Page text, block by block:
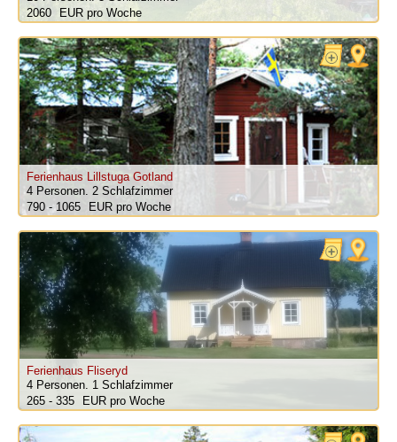
2060
pro Woche
Ferienhaus Lillstuga Gotland
4 Personen. 2 Schlafzimmer
790 - 1065
pro Woche
Ferienhaus Fliseryd
4 Personen. 1 Schlafzimmer
265 - 335
pro Woche